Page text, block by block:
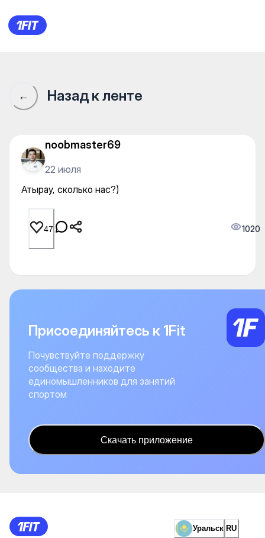
Атырау, сколько нас?)
← Назад к ленте
noobmaster69
22 июля
Атырау, сколько нас?)
47 1020
Присоединяйтесь к 1Fit
Почувствуйте поддержку
сообщества и находите
единомышленников для занятий
спортом
Скачать приложение
Уральск RU